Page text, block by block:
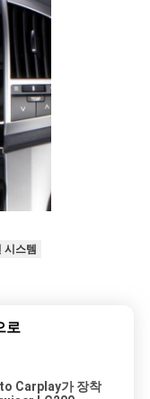
시스템
로
Carplay가 장착